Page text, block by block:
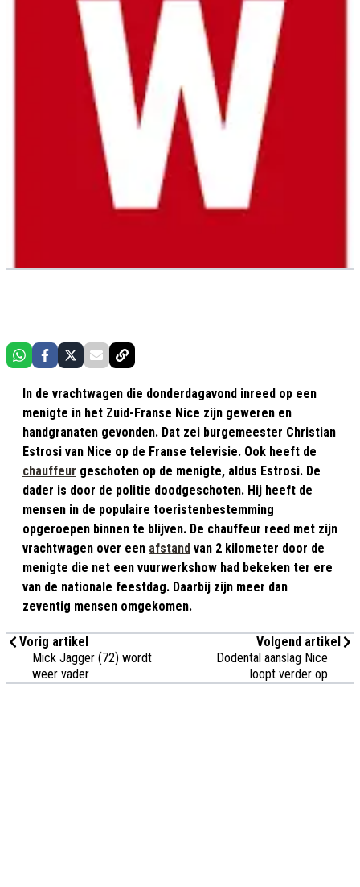
In de vrachtwagen die donderdagavond inreed op een
menigte in het Zuid-Franse Nice zijn geweren en
handgranaten gevonden. Dat zei burgemeester Christian
Estrosi van Nice op de Franse televisie. Ook heeft de
chauffeur geschoten op de menigte, aldus Estrosi. De
dader is door de politie doodgeschoten. Hij heeft de
mensen in de populaire toeristenbestemming
opgeroepen binnen te blijven. De chauffeur reed met zijn
vrachtwagen over een afstand van 2 kilometer door de
menigte die net een vuurwerkshow had bekeken ter ere
van de nationale feestdag. Daarbij zijn meer dan
zeventig mensen omgekomen.
Vorig artikel
Mick Jagger (72) wordt
weer vader
Volgend artikel
Dodental aanslag Nice
loopt verder op